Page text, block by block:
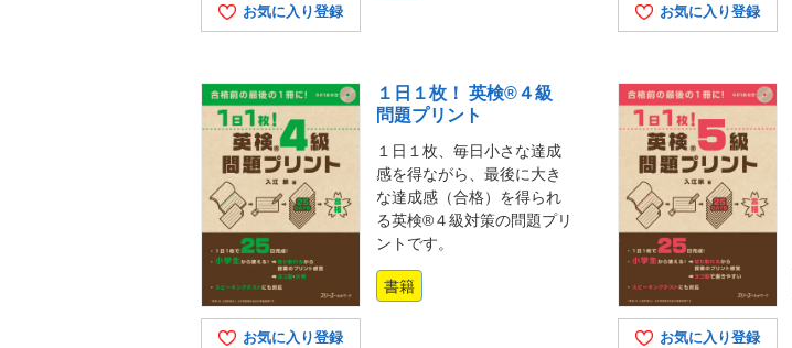
お気に入り登録 お気に入り登録
お気に入り登録
１日１枚！ 英検®４級
問題プリント
１日１枚、毎日小さな達成
感を得ながら、最後に大き
な達成感（合格）を得られ
る英検®４級対策の問題プリ
ントです。
書籍
お気に入り登録